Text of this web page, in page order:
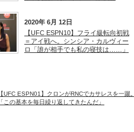
2020年 6月 12日
【UFC ESPN10】フライ級転向初戦
＝アイ戦へ。シンシア・カルヴィー
ロ「誰が相手でも私の寝技は……」
【UFC ESPN01】クロンがRNCでカサレスを一蹴。
「この基本を毎日繰り返してきたんだ」